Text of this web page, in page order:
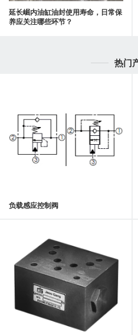
延长崛内油缸油封使用寿命，日常保
养应关注哪些环节？
热门
负载感应控制阀